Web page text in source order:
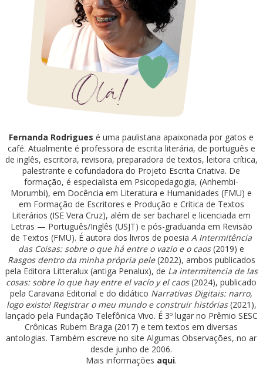
Fernanda Rodrigues é uma paulistana apaixonada por gatos e
café. Atualmente é professora de escrita literária, de português e
de inglês, escritora, revisora, preparadora de textos, leitora crítica,
palestrante e cofundadora do Projeto Escrita Criativa. De
formação, é especialista em Psicopedagogia, (Anhembi-
Morumbi), em Docência em Literatura e Humanidades (FMU) e
em Formação de Escritores e Produção e Crítica de Textos
Literários (ISE Vera Cruz), além de ser bacharel e licenciada em
Letras — Português/Inglês (USJT) e pós-graduanda em Revisão
de Textos (FMU). É autora dos livros de poesiaA Intermitência
das Coisas: sobre o que há entre o vazio e o caos(2019) e
Rasgos dentro da minha própria pele(2022), ambos publicados
pela Editora Litteralux (antiga Penalux), de La intermitencia de las
cosas: sobre lo que hay entre el vacío y el caos(2024), publicado
pela Caravana Editorial e do didático Narrativas Digitais: narro,
logo existo! Registrar o meu mundo e construir histórias(2021),
lançado pela Fundação Telefônica Vivo. É 3º lugar no Prêmio SESC
Crônicas Rubem Braga (2017) e tem textos em diversas
antologias. Também escreve no site Algumas Observações, no ar
desde junho de 2006.
Mais informações aqui.